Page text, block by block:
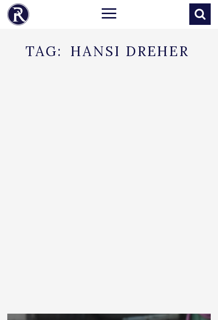
TAG: HANSI DREHER